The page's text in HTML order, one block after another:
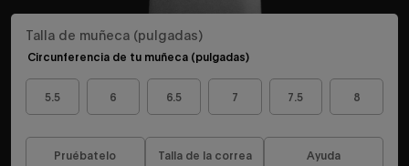
Talla de muñeca (pulgadas)
Circunferencia de tu muñeca (pulgadas)
5.5 6 6.5 7 7.5 8
Pruébatelo Talla de la correa Ayuda